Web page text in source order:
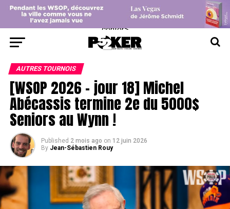
center>
AUTRES TOURNOIS
[WSOP 2026 – jour 18] Michel
Abécassis termine 2e du 5000$
Seniors au Wynn !
Published 2 mois ago on 12 juin 2026
By Jean-Sébastien Rouy